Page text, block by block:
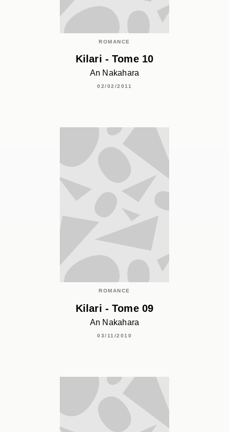
ROMANCE
Kilari - Tome 10
An Nakahara
02/02/2011
ROMANCE
Kilari - Tome 09
An Nakahara
03/11/2010